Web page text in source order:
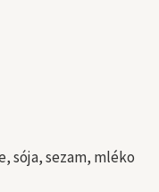
sója, sezam, mléko